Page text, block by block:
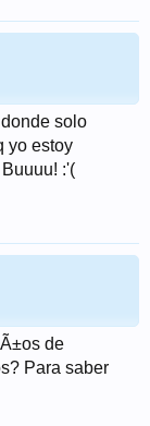
solo
yo estoy
:'(
de
Para saber